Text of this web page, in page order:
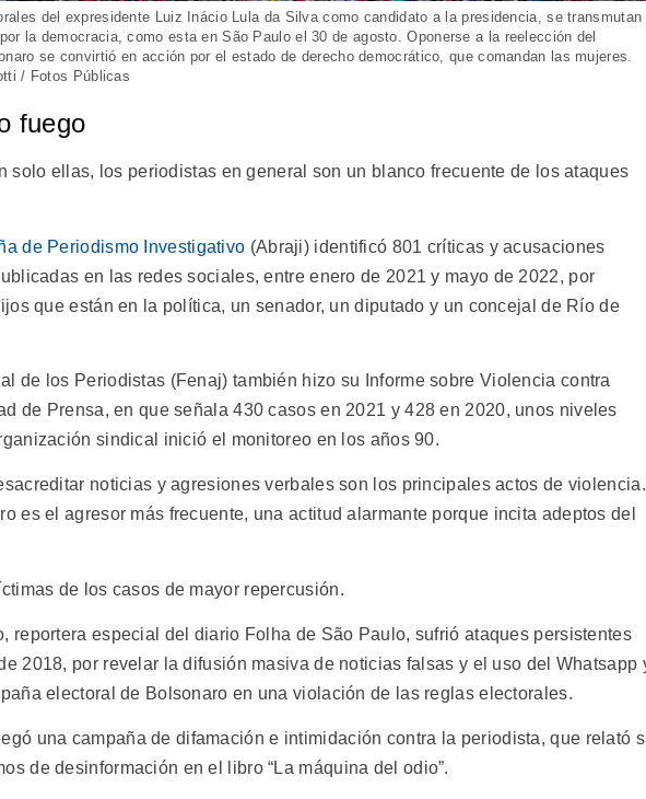
del expresidente Luiz Inácio Lula da Silva como candidato a la presidencia, se transmutan
la democracia, como esta en São Paulo el 30 de agosto. Oponerse a la reelección del
se convirtió en acción por el estado de derecho democrático, que comandan las mujeres.
/ Fotos Públicas
fuego
solo ellas, los periodistas en general son un blanco frecuente de los ataques
de Periodismo Investigativo (Abraji) identificó 801 críticas y acusaciones
en las redes sociales, entre enero de 2021 y mayo de 2022, por
que están en la política, un senador, un diputado y un concejal de Río de
de los Periodistas (Fenaj) también hizo su Informe sobre Violencia contra
de Prensa, en que señala 430 casos en 2021 y 428 en 2020, unos niveles
sindical inició el monitoreo en los años 90.
noticias y agresiones verbales son los principales actos de violencia.
es el agresor más frecuente, una actitud alarmante porque incita adeptos del
de los casos de mayor repercusión.
reportera especial del diario Folha de São Paulo, sufrió ataques persistentes
2018, por revelar la difusión masiva de noticias falsas y el uso del Whatsapp
electoral de Bolsonaro en una violación de las reglas electorales.
una campaña de difamación e intimidación contra la periodista, que relató
de desinformación en el libro “La máquina del odio”.